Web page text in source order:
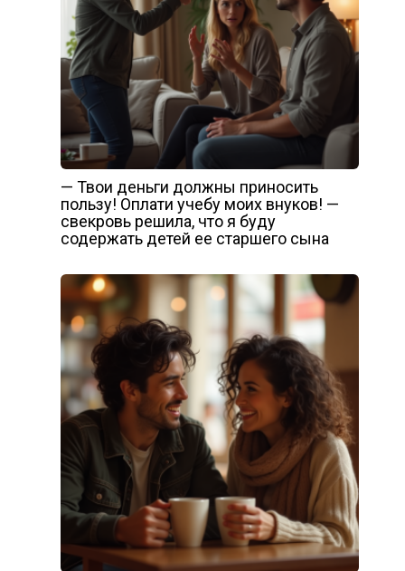
— Твои деньги должны приносить
пользу! Оплати учебу моих внуков! —
свекровь решила, что я буду
содержать детей ее старшего сына